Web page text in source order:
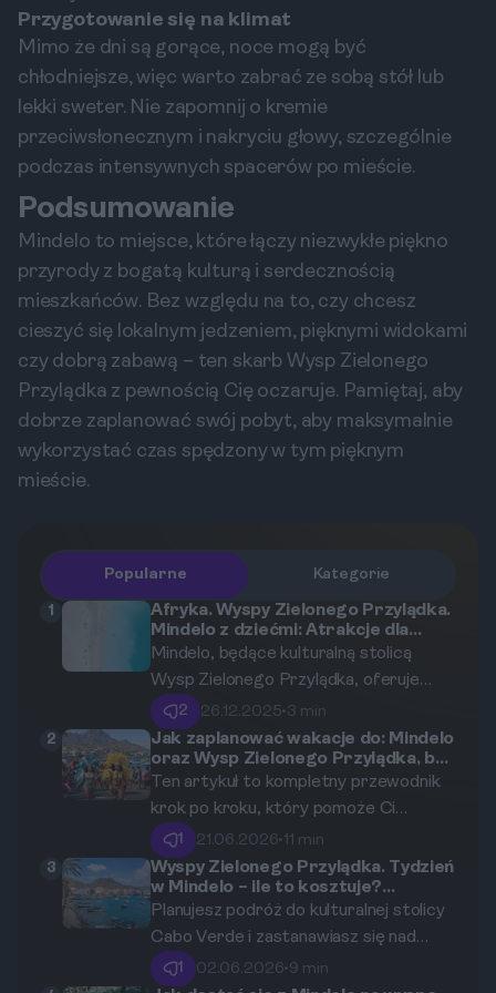
Przygotowanie się na klimat
Mimo że dni są gorące, noce mogą być
chłodniejsze, więc warto zabrać ze sobą stół lub
lekki sweter. Nie zapomnij o kremie
przeciwsłonecznym i nakryciu głowy, szczególnie
podczas intensywnych spacerów po mieście.
Podsumowanie
Mindelo to miejsce, które łączy niezwykłe piękno
przyrody z bogatą kulturą i serdecznością
mieszkańców. Bez względu na to, czy chcesz
cieszyć się lokalnym jedzeniem, pięknymi widokami
czy dobrą zabawą – ten skarb Wysp Zielonego
Przylądka z pewnością Cię oczaruje. Pamiętaj, aby
dobrze zaplanować swój pobyt, aby maksymalnie
wykorzystać czas spędzony w tym pięknym
mieście.
Popularne Kategorie
1
Afryka. Wyspy Zielonego Przylądka.
Mindelo z dziećmi: Atrakcje dla
rodzin w kulturalnej stolicy
Mindelo, będące kulturalną stolicą
Wysp Zielonego Przylądka, oferuje
wiele atrakcji dla rodzin z dziećmi.
Gęsta zabudowa miasta, wspaniała
marina oraz bogate życie artystyczne
przyciągają turystów z całego świata.
Niezależnie od wieku, każdy znajdzie tu
coś dla siebie, a różnorodność atrakcji
sprawia, że Mindelo to miejsce idealne
na rodzinne wakacje.
2 26.12.2025•3 min
2
Jak zaplanować wakacje do: Mindelo
oraz Wysp Zielonego Przylądka, by
zdążyć na słynny karnawał?
Ten artykuł to kompletny przewodnik
krok po kroku, który pomoże Ci
zorganizować niezapomnianą podróż na
Wyspy Zielonego Przylądka, by zdążyć
na słynny karnawał w Mindelo.
Znajdziesz tu wszystko, co musisz
wiedzieć o terminach, budżecie,
transporcie, noclegach i planie
1 21.06.2026•11 min
3
Wyspy Zielonego Przylądka. Tydzień
w Mindelo – ile to kosztuje?
Kompletne podliczenie wydatków.
Planujesz podróż do kulturalnej stolicy
Cabo Verde i zastanawiasz się nad
budżetem? Ten artykuł to
1 02.06.2026•9 min